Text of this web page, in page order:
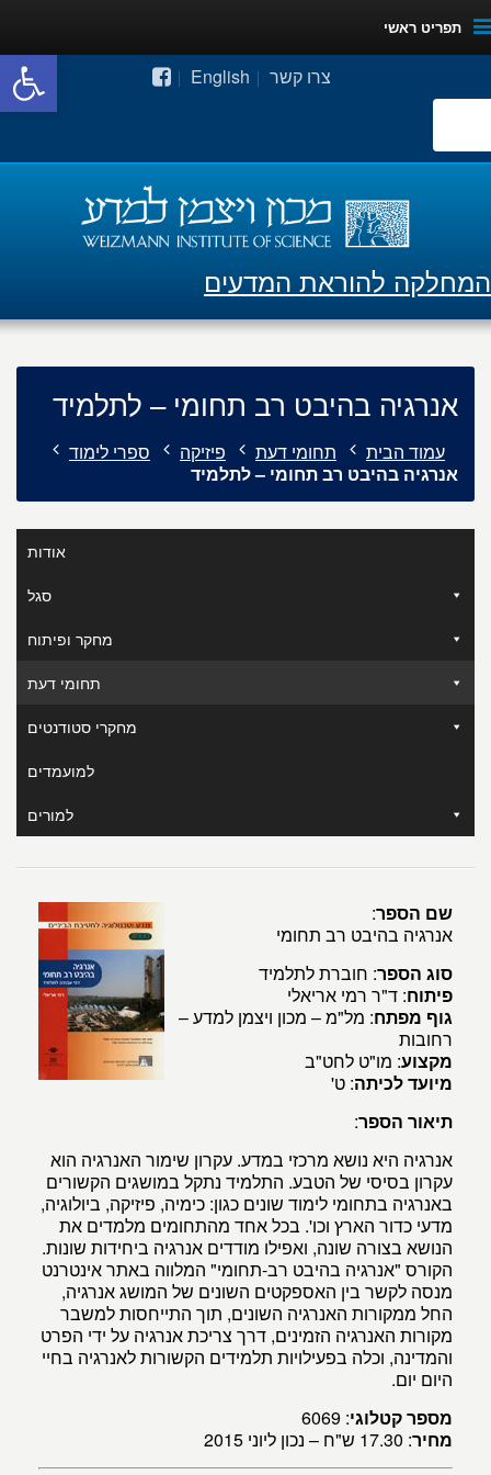
פתח
תפריט ראשי
צרו קשר English
המחלקה להוראת המדעים
אנרגיה בהיבט רב תחומי – לתלמיד
עמוד הבית תחומי דעת פיזיקה
ספרי לימוד
אנרגיה בהיבט רב תחומי – לתלמיד
אודות
סגל
מחקר ופיתוח
תחומי דעת
מחקרי סטודנטים
למועמדים
למורים
שם הספר:
אנרגיה בהיבט רב תחומי
סוג הספר: חוברת לתלמיד
פיתוח: ד"ר רמי אריאלי
גוף מפתח: מל"מ – מכון ויצמן למדע –
רחובות
מקצוע: מו"ט לחט"ב
מיועד לכיתה: ט'
תיאור הספר:
אנרגיה היא נושא מרכזי במדע. עקרון שימור האנרגיה הוא
עקרון בסיסי של הטבע. התלמיד נתקל במושגים הקשורים
באנרגיה בתחומי לימוד שונים כגון: כימיה, פיזיקה, ביולוגיה,
מדעי כדור הארץ וכו'. בכל אחד מהתחומים מלמדים את
הנושא בצורה שונה, ואפילו מודדים אנרגיה ביחידות שונות.
הקורס "אנרגיה בהיבט רב-תחומי" המלווה באתר אינטרנט
מנסה לקשר בין האספקטים השונים של המושג אנרגיה,
החל ממקורות האנרגיה השונים, תוך התייחסות למשבר
מקורות האנרגיה הזמינים, דרך צריכת אנרגיה על ידי הפרט
והמדינה, וכלה בפעילויות תלמידים הקשורות לאנרגיה בחיי
היום יום.
מספר קטלוגי: 6069
מחיר: 17.30 ש"ח – נכון ליוני 2015